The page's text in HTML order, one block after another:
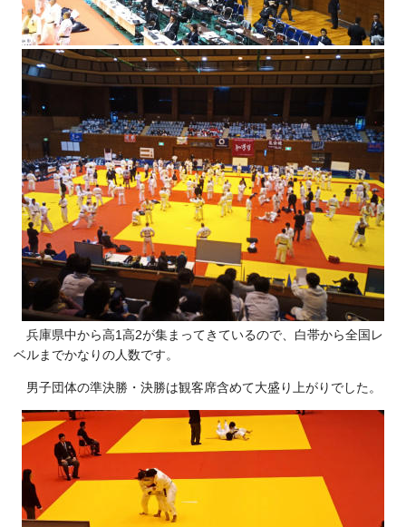
兵庫県中から高1高2が集まってきているので、白帯から全国レ
ベルまでかなりの人数です。
男子団体の準決勝・決勝は観客席含めて大盛り上がりでした。